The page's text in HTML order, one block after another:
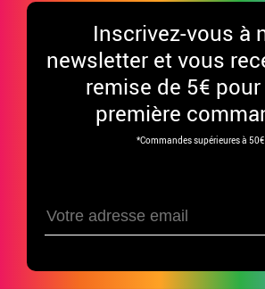
Inscrivez-vous à
newsletter et vous
remise de 5€
première
*Commandes supérieures à 50€